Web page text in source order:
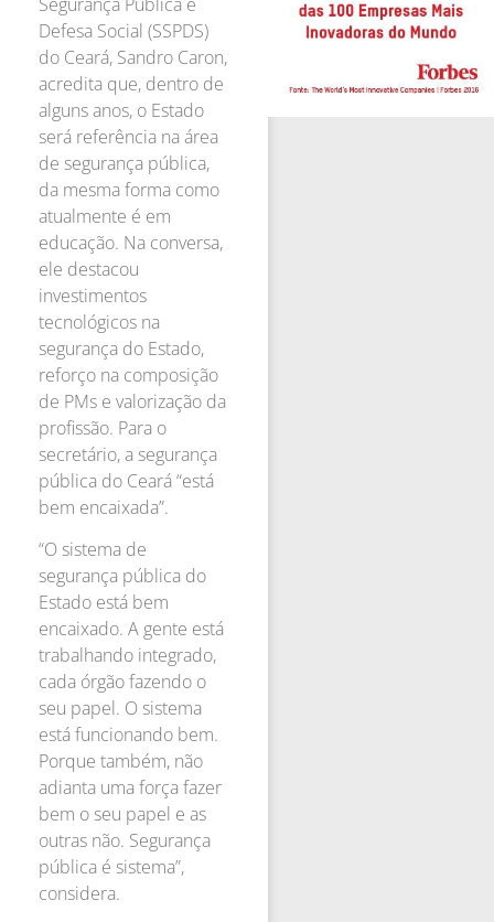
Defesa Social (SSPDS)
do Ceará, Sandro Caron,
acredita que, dentro de
alguns anos, o Estado
será referência na área
de segurança pública,
da mesma forma como
atualmente é em
educação. Na conversa,
ele destacou
investimentos
tecnológicos na
segurança do Estado,
reforço na composição
de PMs e valorização da
profissão. Para o
secretário, a segurança
pública do Ceará “está
bem encaixada”.
“O sistema de
segurança pública do
Estado está bem
encaixado. A gente está
trabalhando integrado,
cada órgão fazendo o
seu papel. O sistema
está funcionando bem.
Porque também, não
adianta uma força fazer
bem o seu papel e as
outras não. Segurança
pública é sistema”,
considera.